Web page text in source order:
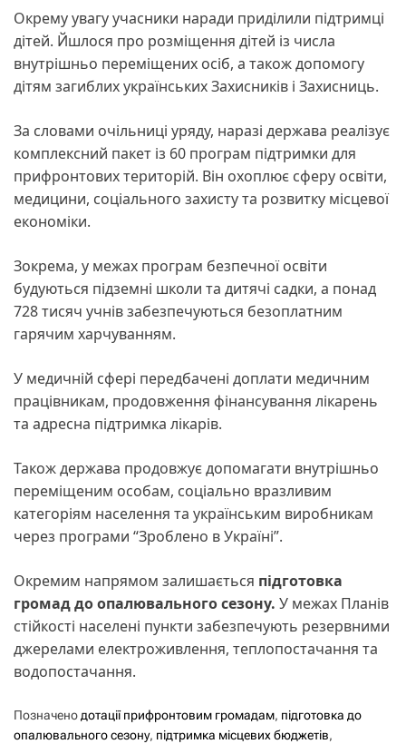
Окрему увагу учасники наради приділили підтримці
дітей. Йшлося про розміщення дітей із числа
внутрішньо переміщених осіб, а також допомогу
дітям загиблих українських Захисників і Захисниць.
За словами очільниці уряду, наразі держава реалізує
комплексний пакет із 60 програм підтримки для
прифронтових територій. Він охоплює сферу освіти,
медицини, соціального захисту та розвитку місцевої
економіки.
Зокрема, у межах програм безпечної освіти
будуються підземні школи та дитячі садки, а понад
728 тисяч учнів забезпечуються безоплатним
гарячим харчуванням.
У медичній сфері передбачені доплати медичним
працівникам, продовження фінансування лікарень
та адресна підтримка лікарів.
Також держава продовжує допомагати внутрішньо
переміщеним особам, соціально вразливим
категоріям населення та українським виробникам
через програми “Зроблено в Україні”.
Окремим напрямом залишається підготовка
громад до опалювального сезону. У межах Планів
стійкості населені пункти забезпечують резервними
джерелами електроживлення, теплопостачання та
водопостачання.
Позначенодотації прифронтовим громадам, підготовка до
опалювального сезону, підтримка місцевих бюджетів,